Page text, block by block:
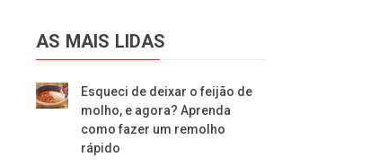
AS MAIS LIDAS
Esqueci de deixar o feijão de
molho, e agora? Aprenda
como fazer um remolho
rápido